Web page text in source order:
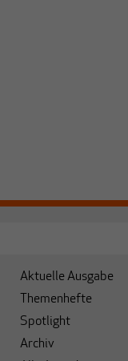
Aktuelle Ausgabe
Themenhefte
Spotlight
Archiv